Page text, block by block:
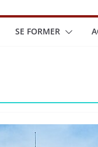
SE FORMER